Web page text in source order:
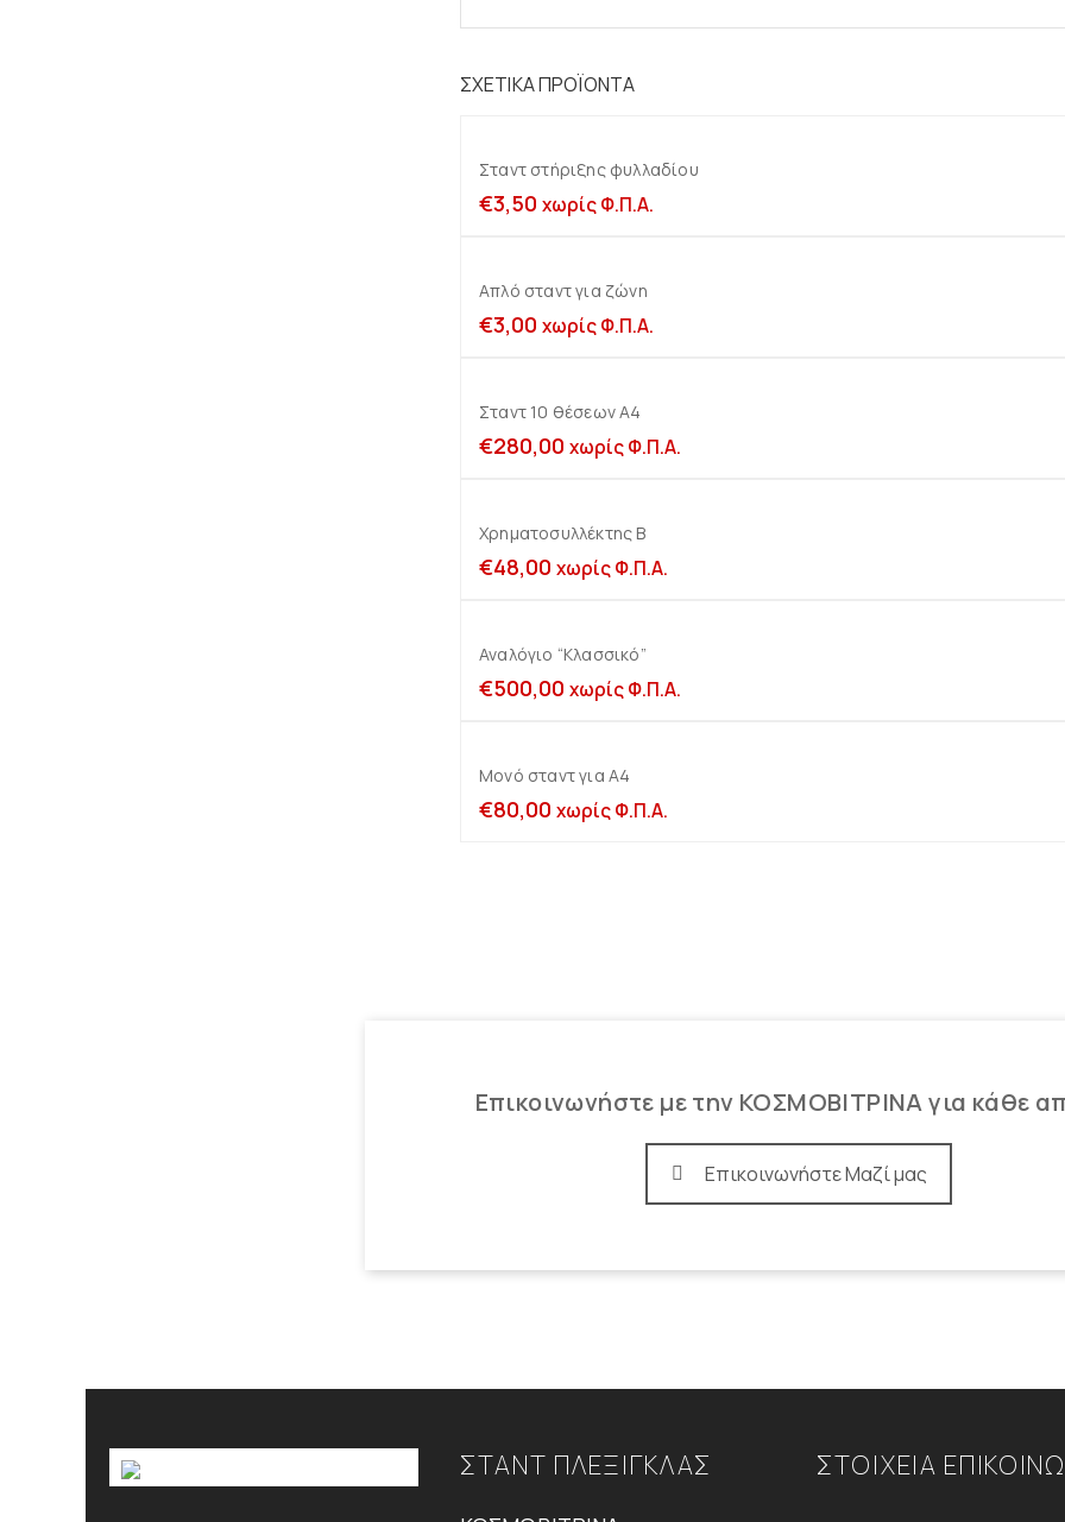
ΣΧΕΤΙΚΆ ΠΡΟΪΌΝΤΑ
Σταντ στήριξης φυλλαδίου
€3,50 χωρίς Φ.Π.Α.
Απλό σταντ για ζώνη
€3,00 χωρίς Φ.Π.Α.
Σταντ 10 θέσεων Α4
€280,00 χωρίς Φ.Π.Α.
Χρηματοσυλλέκτης B
€48,00 χωρίς Φ.Π.Α.
Αναλόγιο “Κλασσικό”
€500,00 χωρίς Φ.Π.Α.
Μονό σταντ για Α4
€80,00 χωρίς Φ.Π.Α.
Επικοινωνήστε με την ΚΟΣΜΟΒΙΤΡΙΝΑ για κάθε
Επικοινωνήστε Μαζί μας
ΣΤΑΝΤ ΠΛΕΞΙΓΚΛΑΣ ΣΤΟΙΧΕΙΑ